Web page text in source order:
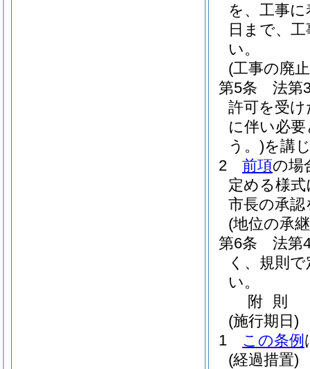
を、工事
日まで、
い。
(工事の廃
第5条
法第
許可を受け
に伴い必
う。)を講
2
前項の場
定める様
市長の承
(地位の承
第6条
法第
く、規則
い。
附 則
(施行期日)
1
この条例
(経過措置)